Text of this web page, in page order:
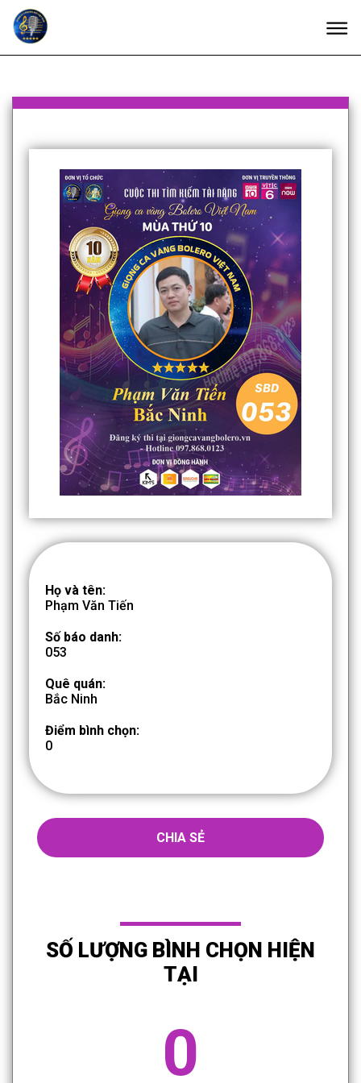
Họ và tên:
Phạm Văn Tiến
Số báo danh:
053
Quê quán:
Bắc Ninh
Điểm bình chọn:
0
CHIA SẺ
SỐ LƯỢNG BÌNH CHỌN HIỆN
TẠI
0